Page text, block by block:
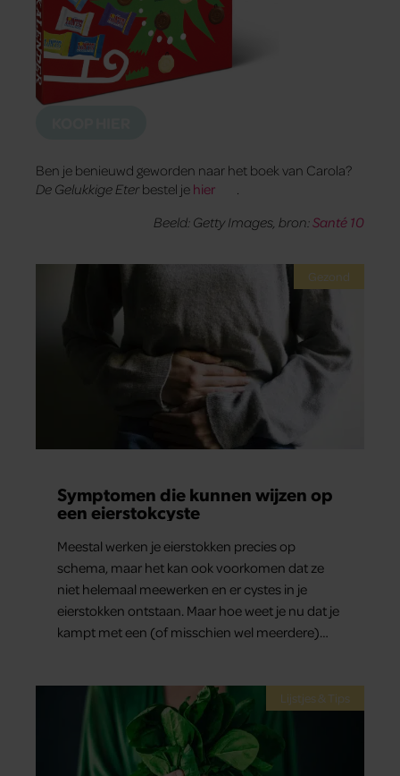
Ben je benieuwd geworden naar het boek van Carola?
De Gelukkige Eter bestel je hier
Beeld: Getty Images, bron:Santé 10
Gezond
Symptomen die kunnen wijzen op
een eierstokcyste
Meestal werken je eierstokken precies op
schema, maar het kan ook voorkomen dat ze
niet helemaal meewerken en er cystes in je
eierstokken ontstaan. Maar hoe weet je nu dat je
kampt met een (of misschien wel meerdere)
op een cyste in je eierstokken.
Lijstjes & Tips